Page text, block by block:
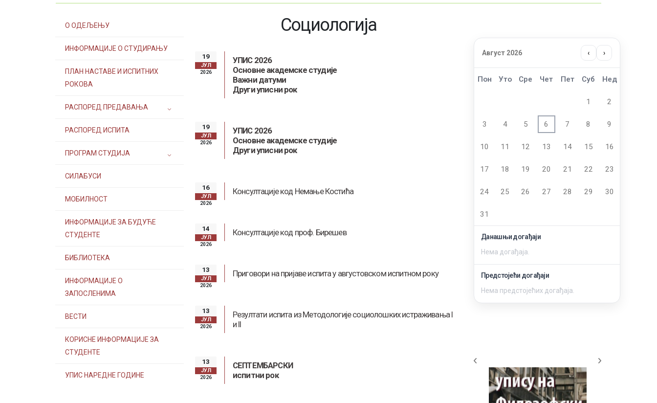
О ОДЕЉЕЊУ
ИНФОРМАЦИЈЕ О СТУДИРАЊУ
ПЛАН НАСТАВЕ И ИСПИТНИХ
РОКОВА
РАСПОРЕД ПРЕДАВАЊА
РАСПОРЕД ИСПИТА
ПРОГРАМ СТУДИЈА
СИЛАБУСИ
МОБИЛНОСТ
ИНФОРМАЦИЈЕ ЗА БУДУЋЕ
СТУДЕНТЕ
БИБЛИОТЕКА
ИНФОРМАЦИЈЕ О
ЗАПОСЛЕНИМА
ВЕСТИ
КОРИСНЕ ИНФОРМАЦИЈЕ ЗА
СТУДЕНТЕ
УПИС НАРЕДНЕ ГОДИНЕ
Социологија
19
ЈУЛ
2026
УПИС 2026
Основне академске студије
Важни датуми
Други уписни рок
19
ЈУЛ
2026
УПИС 2026
Основне академске студије
Други уписни рок
16
ЈУЛ
2026
Консултације код Немање Костића
14
ЈУЛ
2026
Консултације код проф. Бирешев
13
ЈУЛ
2026
Приговори на пријаве испита у августовском испитном року
13
ЈУЛ
2026
Резултати испита из Методологије социолошких истраживања I
и II
13
ЈУЛ
2026
СЕПТЕМБАРСКИ
испитни рок
Август 2026 ‹ ›
Пон Уто Сре Чет Пет Суб Нед
1 2
3 4 5 6 7 8 9
10 11 12 13 14 15 16
17 18 19 20 21 22 23
24 25 26 27 28 29 30
31
Данашњи догађаји
Нема догађаја.
Предстојећи догађаји
Нема предстојећих догађаја.
Информатор о раду факултета